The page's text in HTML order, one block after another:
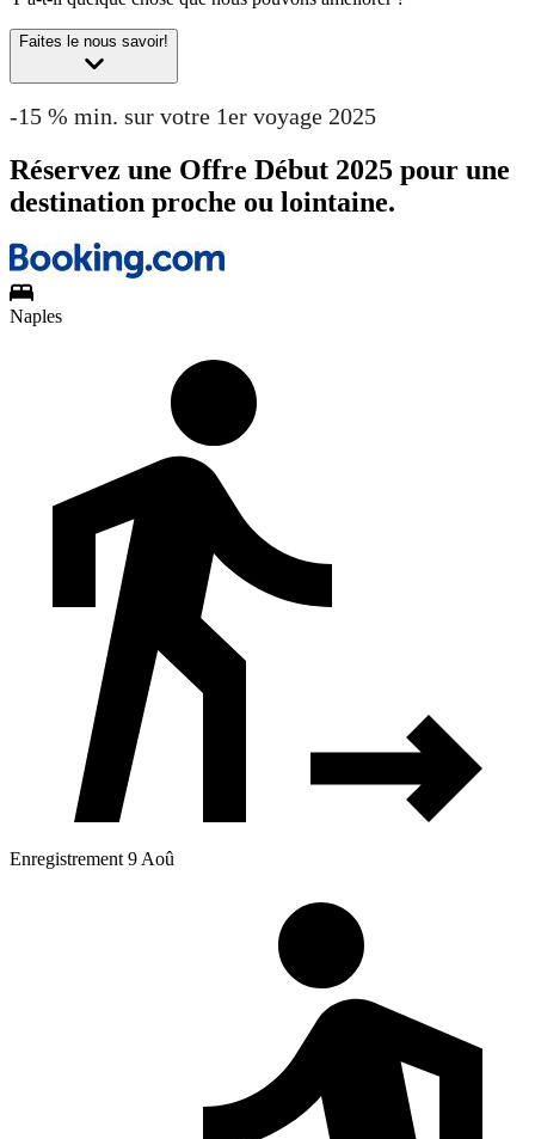
Faites le nous savoir!
-15 % min. sur votre 1er voyage 2025
Réservez une Offre Début 2025 pour une
destination proche ou lointaine.
Naples
Enregistrement 9 Aoû